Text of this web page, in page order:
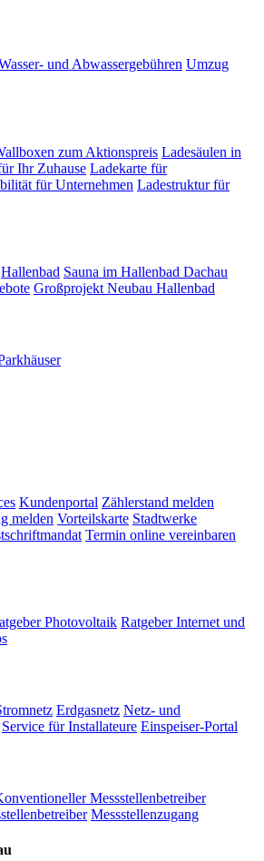
und Abwassergebühren Umzug
zum Aktionspreis Ladesäulen in
Ihr Zuhause Ladekarte für
für Unternehmen Ladestruktur für
Hallenbad Sauna im Hallenbad Dachau
Großprojekt Neubau Hallenbad
Kundenportal Zählerstand melden
melden Vorteilskarte Stadtwerke
Termin online vereinbaren
Photovoltaik Ratgeber Internet und
Erdgasnetz Netz- und
Service für Installateure Einspeiser-Portal
Messstellenbetreiber
Messstellenzugang